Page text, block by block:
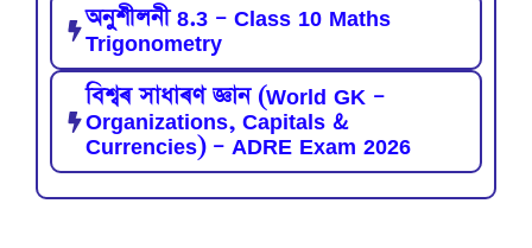
অনুশীলনী 8.3 – Class 10 Maths
Trigonometry
বিশ্বৰ সাধাৰণ জ্ঞান (World GK –
Organizations, Capitals &
Currencies) – ADRE Exam 2026